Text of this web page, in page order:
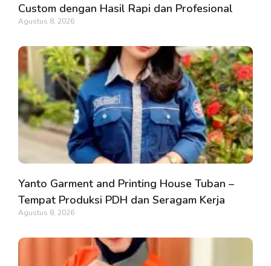
Custom dengan Hasil Rapi dan Profesional
Agustus 8, 2026
Yanto Garment and Printing House Tuban –
Tempat Produksi PDH dan Seragam Kerja
Agustus 8, 2026